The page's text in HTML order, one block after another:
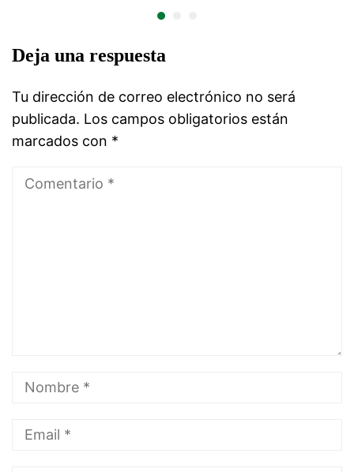
Deja una respuesta
Tu dirección de correo electrónico no será
publicada. Los campos obligatorios están
marcados con *